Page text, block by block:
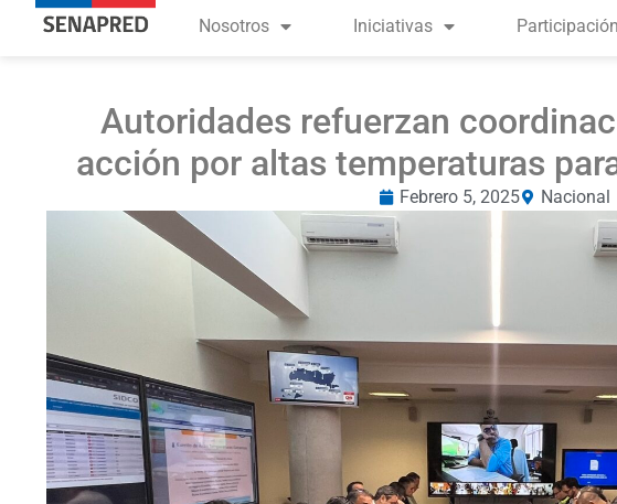
Nosotros Iniciativas
Autoridades refuerzan
acción por altas temperaturas
Febrero 5, 2025 Nacional